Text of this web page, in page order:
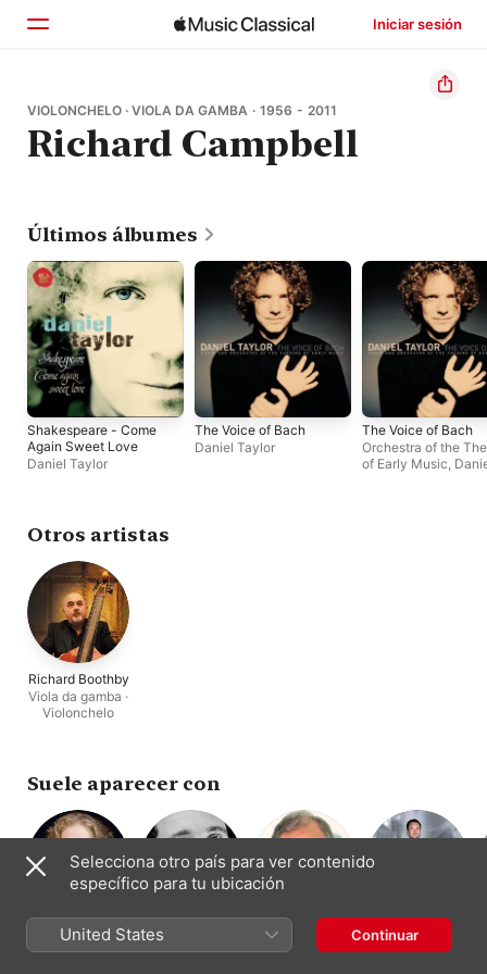
Iniciar sesión
Inicio
Explorar
VIOLONCHELO · VIOLA DA GAMBA · 1956 - 2011
Richard Campbell
Últimos álbumes
Shakespeare - Come
Again Sweet Love
Daniel Taylor
The Voice of Bach
Daniel Taylor
The Voice of Bach
Orchestra of the
of Early Music,
Otros artistas
Richard Boothby
Viola da gamba ·
Violonchelo
Suele aparecer con
Dame Emma
Kirkby
Daniel Taylor
Contratenor
Christopher
Hogwood
Matthew Halls
Dirección ·
Selecciona otro país para ver contenido
específico para tu ubicación
United States Continuar